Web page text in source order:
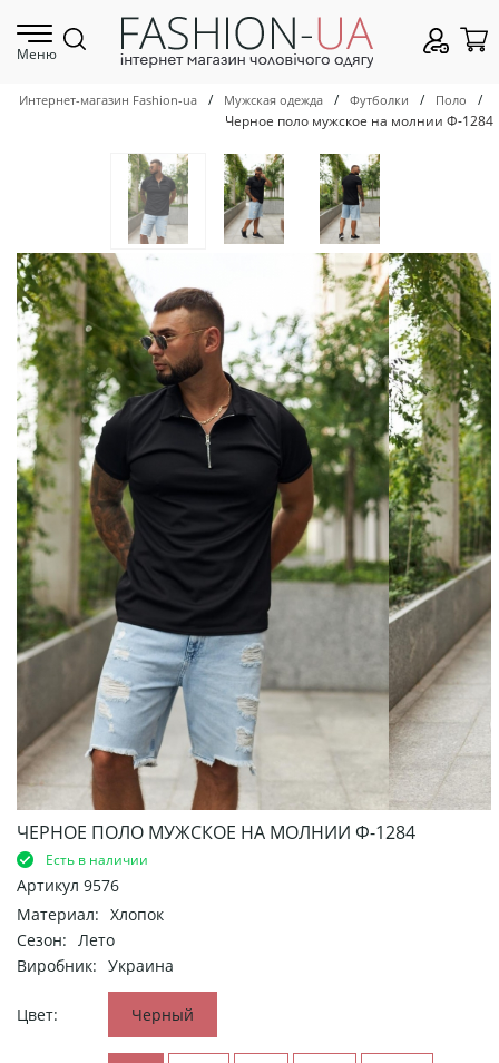
Меню
Интернет-магазин Fashion-ua / Мужская одежда / Футболки / Поло
/
Черное поло мужское на молнии Ф-1284
ЧЕРНОЕ ПОЛО МУЖСКОЕ НА МОЛНИИ Ф-1284
Есть в наличии
Артикул 9576
Материал: Хлопок
Сезон:
Лето
Виробник: Украина
Цвет: Черный